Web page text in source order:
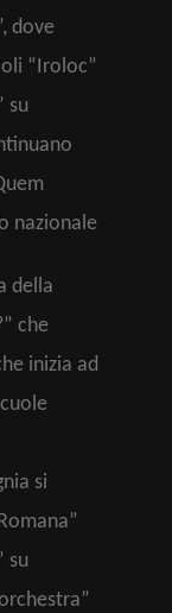
dove
“Iroloc”
su
nazionale
della
che
inizia ad
si
su